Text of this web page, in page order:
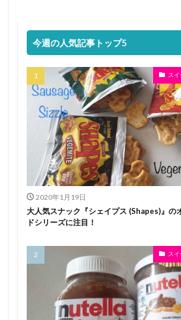
今週の人気記事トップ5
ス
2020年1月19日
大人気スナック『シェイプス (Shapes)』の
ドシリーズに注目！
ス